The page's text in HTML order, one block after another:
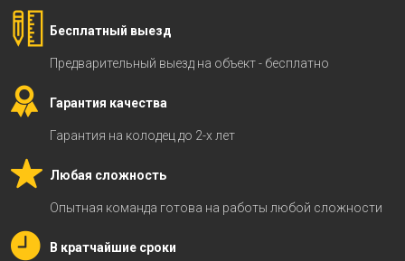
Бесплатный выезд
Предварительный выезд на объект - бесплатно
Гарантия качества
Гарантия на колодец до 2-х лет
Любая сложность
Опытная команда готова на работы любой сложности
В кратчайшие сроки